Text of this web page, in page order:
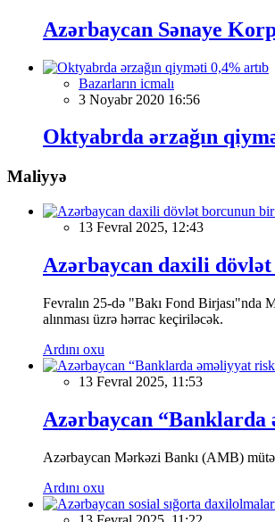
Azərbaycan Sənaye
Bazarların icmalı
3 Noyabr 2020 16:56
Oktyabrda ərzağın
Maliyyə
13 Fevral 2025, 12:43
Azərbaycan daxili
Fevralın 25-də "Bakı Fond
alınması üzrə hərrac keçiriləcək.
Ardını oxu
13 Fevral 2025, 11:53
Azərbaycan “Banklarda
Azərbaycan Mərkəzi Bankı (AMB)
Ardını oxu